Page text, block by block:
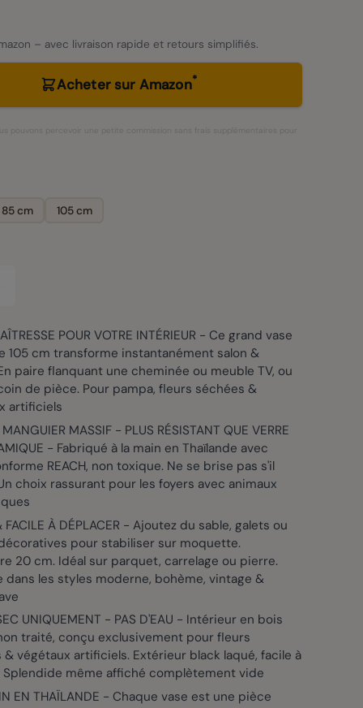
– avec livraison rapide et retours simplifiés.
Acheter sur Amazon*
pouvons percevoir une petite commission sans frais supplémentaires pour
85 cm 105 cm
POUR VOTRE INTÉRIEUR - Ce grand vase
105 cm transforme instantanément salon &
paire flanquant une cheminée ou meuble TV, ou
de pièce. Pour pampa, fleurs séchées &
artificiels
MASSIF - PLUS RÉSISTANT QUE VERRE
- Fabriqué à la main en Thaïlande avec
REACH, non toxique. Ne se brise pas s'il
choix rassurant pour les foyers avec animaux
FACILE À DÉPLACER - Ajoutez du sable, galets ou
pour stabiliser sur moquette.
20 cm. Idéal sur parquet, carrelage ou pierre.
dans les styles moderne, bohème, vintage &
UNIQUEMENT - PAS D'EAU - Intérieur en bois
traité, conçu exclusivement pour fleurs
& végétaux artificiels. Extérieur black laqué, facile à
Splendide même affiché complètement vide
EN THAÏLANDE - Chaque vase est une pièce